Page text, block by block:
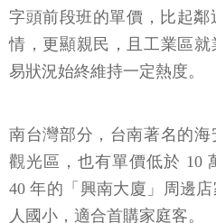
字頭前段班的單價，比起
情，更顯親民，且工業區
易狀況始終維持一定熱度。
南台灣部分，台南著名的
觀光區，也有單價低於 10
40 年的「興南大廈」周邊
人國小，適合首購家庭客。